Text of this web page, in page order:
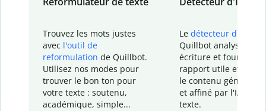
Trouvez les mots justes
avec l'outil de
reformulation de Quillbot.
Utilisez nos modes pour
trouver le bon ton pour
votre texte : soutenu,
académique, simple...
Le détecteur d'IA
Quillbot analyse votre
écriture et fournit un
rapport utile et
le contenu généré
et affiné par l'IA
texte.